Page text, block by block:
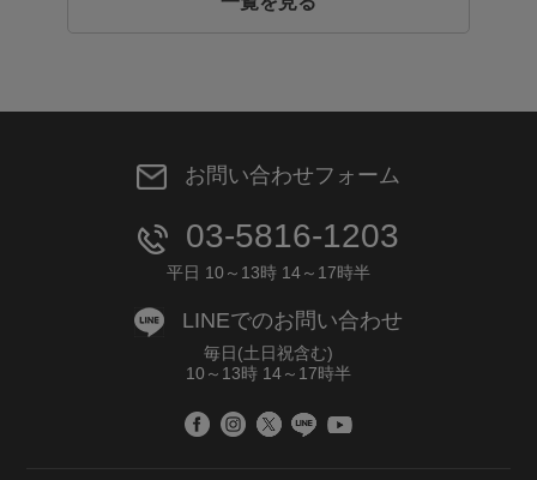
お問い合わせフォーム
03-5816-1203
平日 10～13時 14～17時半
LINEでのお問い合わせ
毎日(土日祝含む)
10～13時 14～17時半